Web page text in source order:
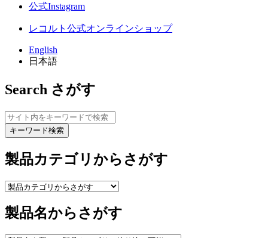
公式Instagram
レコルト公式オンラインショップ
English
日本語
Search さがす
キーワード検索
製品カテゴリからさがす
製品名からさがす